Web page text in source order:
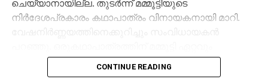
ചെയ്യാനായില്ല. തുടര്‍ന്ന് മമ്മൂട്ടിയുടെ
നിര്‍ദേശപ്രകാരം കഥാപാത്രം വിനായകനായി മാറി.
അനുയോജ്യനാണെന്ന് തോന്നിയതിനാല്‍
എക്‌സിക്യൂട്ടീവ് പ്രൊഡ്യൂസര്‍ വിവേക് ദാമോദരന്‍
CONTINUE READING